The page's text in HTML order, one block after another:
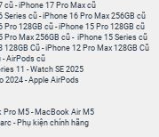
cũ-iPhone 17 Pro Max cũ
Series cũ- iPhone 16 Pro Max 256GB cũ
Pro 128GB cũ-iPhone 15 Pro 128GB cũ
Pro Max 256GB cũ- iPhone 15 Series cũ
128GB Cũ-iPhone 12 Pro Max 128GB Cũ
-AirPods cũ
11 -Watch SE 2025
2024-Apple AirPods
Pro M5- MacBook Air M5
- Phụ kiện chính hãng